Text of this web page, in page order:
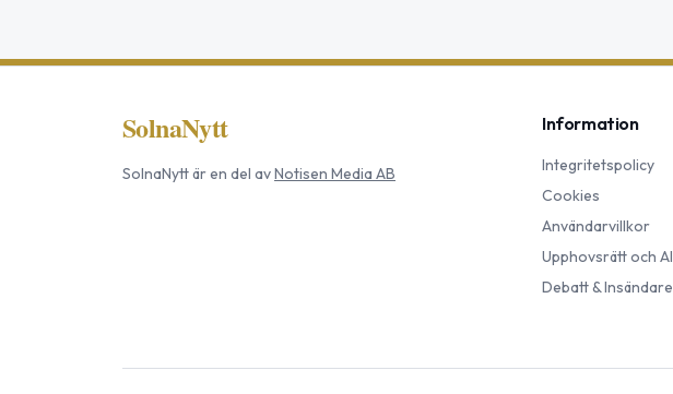
SolnaNytt
SolnaNyttär en del avNotisen Media AB
Information
Integritetspolicy
Cookies
Användarvillkor
Upphovsrätt och AI
Debatt & Insändare